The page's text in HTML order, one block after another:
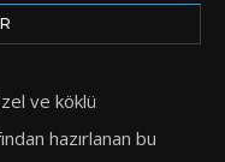
ve köklü
hazırlanan bu